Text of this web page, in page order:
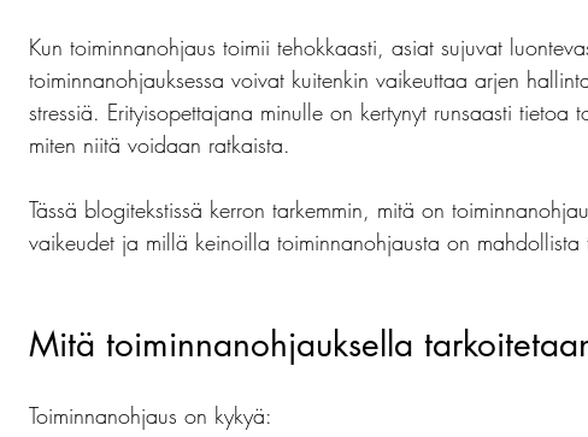
Kun toiminnanohjaus toimii tehokkaasti, asiat sujuvat
toiminnanohjauksessa voivat kuitenkin vaikeuttaa arjen
stressiä. Erityisopettajana minulle on kertynyt runsaasti tietoa
miten niitä voidaan ratkaista.
Tässä blogitekstissä kerron tarkemmin, mitä on
vaikeudet ja millä keinoilla toiminnanohjausta on mahdollista
Mitä toiminnanohjauksella
Toiminnanohjaus on kykyä: